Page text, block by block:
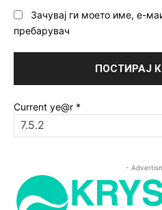
Зачувај ги моето име, е-
пребарувач
Current ye@r *
-